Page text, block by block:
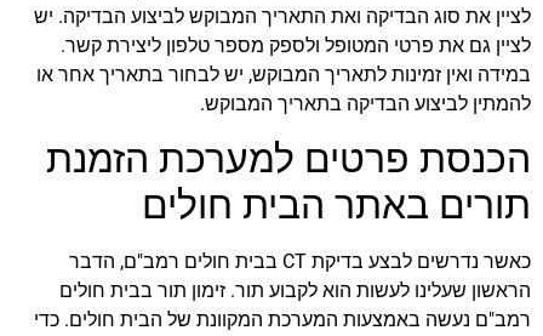
לציין את סוג הבדיקה ואת התאריך המבוקש לביצוע הבדיקה. יש
לציין גם את פרטי המטופל ולספק מספר טלפון ליצירת קשר.
במידה ואין זמינות לתאריך המבוקש, יש לבחור בתאריך אחר או
להמתין לביצוע הבדיקה בתאריך המבוקש.
הכנסת פרטים למערכת הזמנת
תורים באתר הבית חולים
כאשר נדרשים לבצע בדיקת CT בבית חולים רמב"ם, הדבר
הראשון שעלינו לעשות הוא לקבוע תור. זימון תור בבית חולים
רמב"ם נעשה באמצעות המערכת המקוונת של הבית חולים. כדי